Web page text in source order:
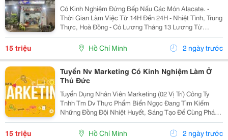
Có Kinh Nghiệm Đứng Bếp Nấu Các Món Alacate. -
Thời Gian Làm Việc Từ 14H Đến 24H - Nhiệt Tình, Trung
Thực, Hoà Đồng - Có Lương Tháng 13 Lương Từ
13.000.000 Đ - 15.000.000 Đ/Tháng Địa Chỉ: 38 Nguyễn
Ngọc Lộc, Phường Diên Hồng, Tphcm Liên...
15 triệu Hồ Chí Minh 2 ngày trước
Tuyển Nv Marketing Có Kinh Nghiệm Làm Ở
Thủ Đức
Tuyển Dụng Nhân Viên Marketing (02 Vị Trí) Công Ty
Tnhh Tm Dv Thực Phẩm Biển Ngọc Đang Tìm Kiếm
Những Đồng Đội Nhiệt Huyết, Sáng Tạo Để Cùng Phát
Triển! * Mô Tả Công Việc: - Lên Ý Tưởng Và Sáng Tạo
Nội Dung Hình Ảnh, Video Phục Vụ Hoạt Động...
15 triệu Hồ Chí Minh 2 ngày trước